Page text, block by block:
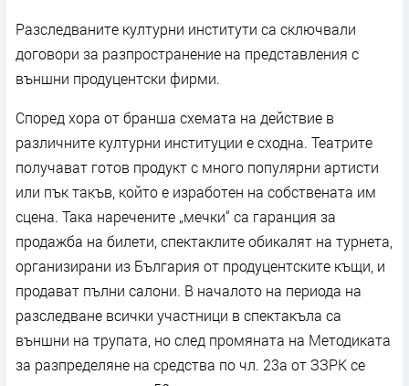
Разследваните културни институти са сключвали
договори за разпространение на представления с
външни продуцентски фирми.
Според хора от бранша схемата на действие в
различните културни институции е сходна. Театрите
получават готов продукт с много популярни артисти
или пък такъв, който е изработен на собствената им
сцена. Така наречените „мечки“ са гаранция за
продажба на билети, спектаклите обикалят на турнета,
организирани из България от продуцентските къщи, и
продават пълни салони. В началото на периода на
разследване всички участници в спектакъла са
външни на трупата, но след промяната на Методиката
за разпределяне на средства по чл. 23а от ЗЗРК се